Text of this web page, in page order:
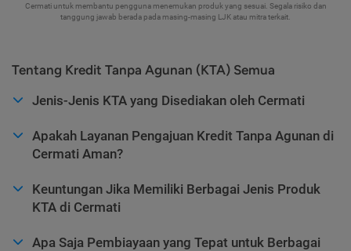
Cermati untuk membantu pengguna menemukan produk yang sesuai. Segala risiko dan
tanggung jawab berada pada masing-masing LJK atau mitra terkait.
Tentang Kredit Tanpa Agunan (KTA) Semua
Jenis-Jenis KTA yang Disediakan oleh Cermati
Apakah Layanan Pengajuan Kredit Tanpa Agunan di
Cermati Aman?
Keuntungan Jika Memiliki Berbagai Jenis Produk
KTA di Cermati
Apa Saja Pembiayaan yang Tepat untuk Berbagai